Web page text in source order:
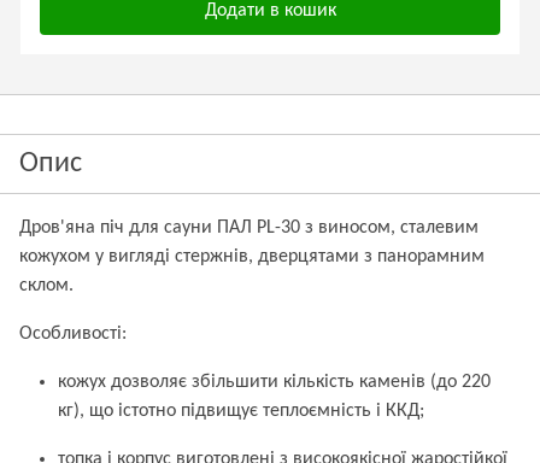
Додати в кошик
Опис
Дров'яна піч для сауни ПАЛ PL-30 з виносом, сталевим
кожухом у вигляді стержнів, дверцятами з панорамним
склом.
Особливості:
кожух дозволяє збільшити кількість каменів (до 220
кг), що істотно підвищує теплоємність і ККД;